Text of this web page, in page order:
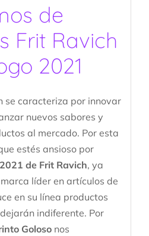
de
Frit Ravich
2021
se caracteriza por innovar
nuevos sabores y
al mercado. Por esta
estés ansioso por
de Frit Ravich, ya
líder en artículos de
en su línea productos
indiferente. Por
Golosonos